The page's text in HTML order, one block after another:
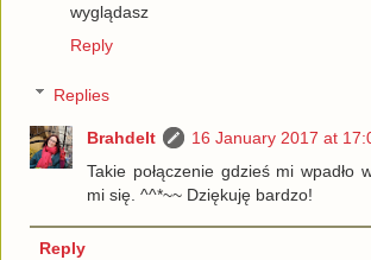
wyglądasz
Reply
Replies
Brahdelt
16 January 2017 at
Takie połączenie gdzieś mi wpadło
mi się. ^^*~~ Dziękuję bardzo!
Reply